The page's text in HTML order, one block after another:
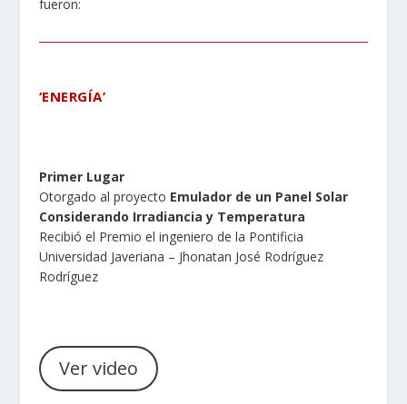
fueron:
‘ENERGÍA’
Primer Lugar
Otorgado al proyecto Emulador de un Panel Solar
Considerando Irradiancia y Temperatura
Recibió el Premio el ingeniero de la Pontificia
Universidad Javeriana – Jhonatan José Rodríguez
Rodríguez
Ver video